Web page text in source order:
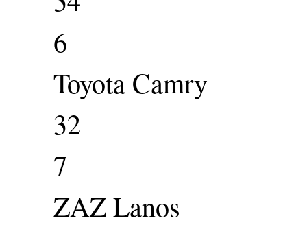
6
Toyota Camry
32
7
ZAZ Lanos